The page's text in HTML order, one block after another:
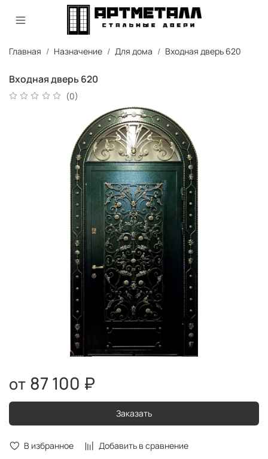
Главная Назначение Для дома Входная дверь 620
Входная дверь 620
(0)
В избранное Добавить в сравнение
87 100 ₽
Заказать